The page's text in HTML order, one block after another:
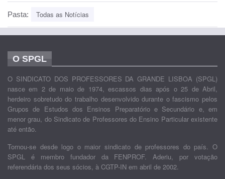
Pasta: Todas as Notícias
O SPGL
O SINDICATO DOS PROFESSORES DA GRANDE LISBOA (SPGL)
nasce em 2 de maio de 1974, escassos dias após o 25 de Abril,
herdeiro sobretudo do trabalho desenvolvido durante o fascismo pelos
Grupos de Estudos dos Ensinos Preparatório e Secundário e, em
menor grau, do Sindicato de Professores do Ensino Particular existente
até então.
Tornou-se desde logo o maior sindicato de professores do país. O
SPGL é membro fundador da FENPROF. Aderiu, por votação
referendária dos seus sócios, à CGTP-IN em abril de 2002.